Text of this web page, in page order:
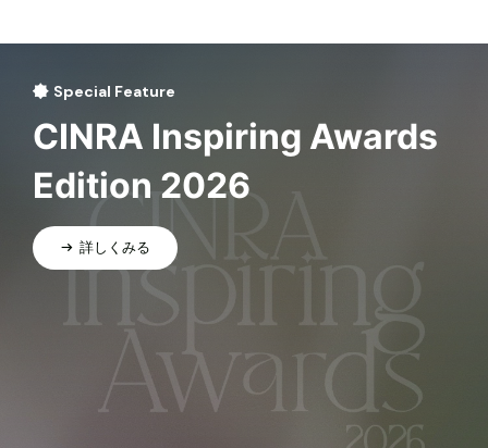
Special Feature
CINRA Inspiring Awards
Edition 2026
詳しくみる